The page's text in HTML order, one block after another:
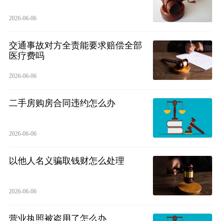
2026-06-06
交通事故对方全责能要求赔偿全部
医疗费吗
2026-06-06
二手房购房合同违约怎么办
2026-06-06
以他人名义骗取钱财怎么处理
2026-06-06
营业执照被盗用了怎么办